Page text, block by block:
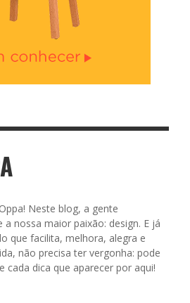
Neste blog, a gente
nossa maior paixão: design. E já
que facilita, melhora, alegra e
não precisa ter vergonha: pode
cada dica que aparecer por aqui!